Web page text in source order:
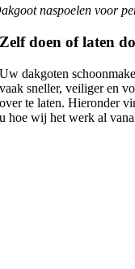
naspoelen voor
Zelf doen of laten
Uw dakgoten
vaak sneller, veiliger en
over te laten. Hieronder
u hoe wij het werk al